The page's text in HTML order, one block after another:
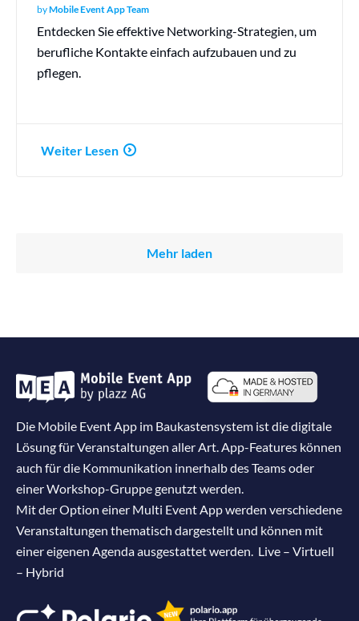
byMobile Event App Team
Entdecken Sie effektive Networking-Strategien, um
berufliche Kontakte einfach aufzubauen und zu
pflegen.
Weiter Lesen
Mehr laden
Die Mobile Event App im Baukastensystem ist die digitale
Lösung für Veranstaltungen aller Art. App-Features können
auch für die Kommunikation innerhalb des Teams oder
einer Workshop-Gruppe genutzt werden.
Mit der Option einer Multi Event App werden verschiedene
Veranstaltungen thematisch dargestellt und können mit
einer eigenen Agenda ausgestattet werden. Live – Virtuell
– Hybrid